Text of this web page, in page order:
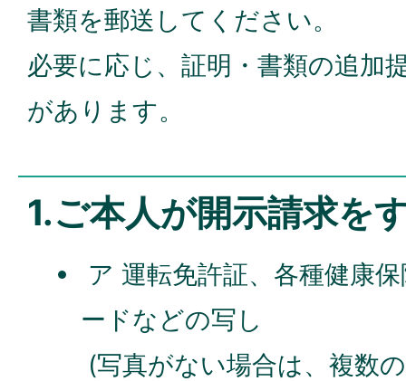
書類を郵送してください。
必要に応じ、証明・書類の追加
があります。
1.ご本人が開示請求を
ア 運転免許証、各種健康
ードなどの写し
(写真がない場合は、複数